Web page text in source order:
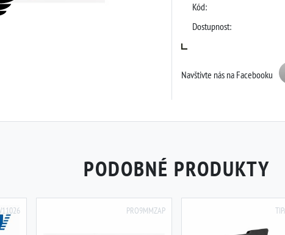
Kód:
Dostupnost:
Navštivte nás na Facebooku
PODOBNÉ PRODUKTY
PRO9MMZAP